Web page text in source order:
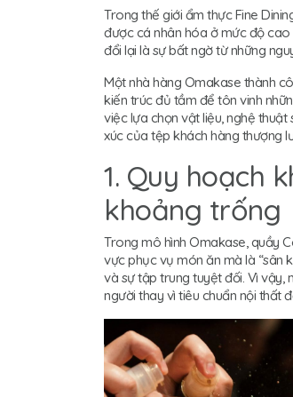
Trong thế giới ẩm thực Fine
được cá nhân hóa ở mức độ
đổi lại là sự bất ngờ từ những
Một nhà hàng Omakase thành
kiến trúc đủ tầm để tôn vinh
việc lựa chọn vật liệu, nghệ
xúc của tệp khách hàng thượng
1. Quy hoạch
khoảng trống
Trong mô hình Omakase, quầy
vực phục vụ món ăn mà là “sân
và sự tập trung tuyệt đối. Vì vậy,
người thay vì tiêu chuẩn nội thất